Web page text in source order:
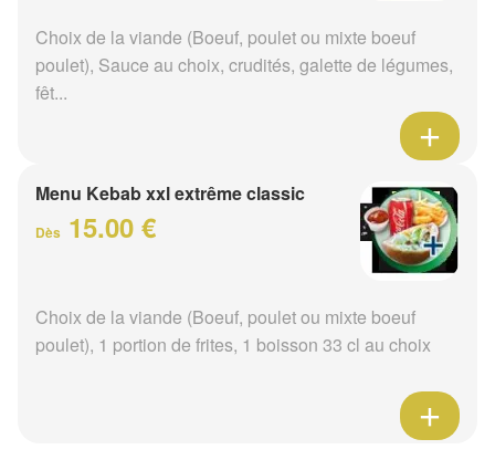
Choix de la viande (Boeuf, poulet ou mixte boeuf
poulet), Sauce au choix, crudités, galette de légumes,
fêt...
Menu Kebab xxl extrême classic
Dès 15.00 €
Choix de la viande (Boeuf, poulet ou mixte boeuf
poulet), 1 portion de frites, 1 boisson 33 cl au choix